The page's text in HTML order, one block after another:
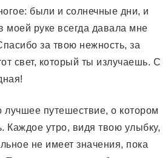
были и солнечные дни, и
моей руке всегда давала мне
за твою нежность, за
свет, который ты излучаешь. С
путешествие, о котором
Каждое утро, видя твою улыбку,
не имеет значения, пока